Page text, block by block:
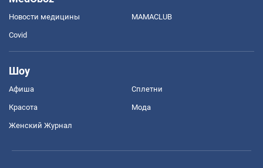
Новости медицины MAMACLUB
Covid
Шоу
Афиша Сплетни
Красота Мода
Женский Журнал